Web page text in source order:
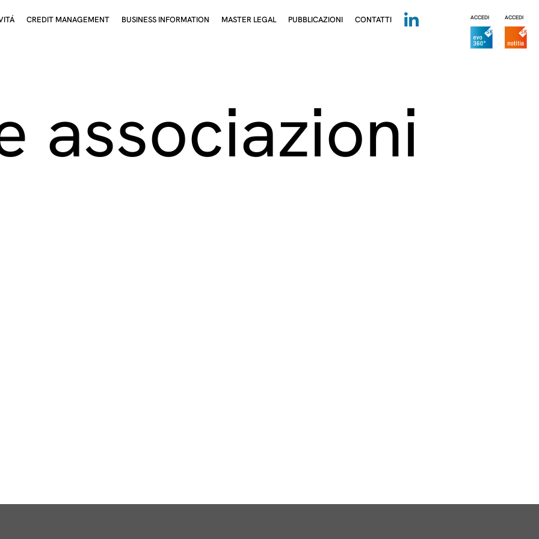
CREDIT MANAGEMENT BUSINESS INFORMATION MASTER LEGAL PUBBLICAZIONI CONTATTI ACCEDI ACCEDI
associazioni